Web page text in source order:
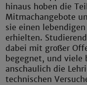
hinaus hoben die
Mitmachangebote
sie einen
erhielten.
dabei mit großer
begegnet, und viele
anschaulich die
technischen